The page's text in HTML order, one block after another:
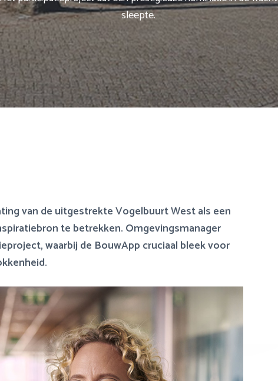
sleepte.
van de uitgestrekte Vogelbuurt West als een
te betrekken. Omgevingsmanager
waarbij de BouwApp cruciaal bleek voor